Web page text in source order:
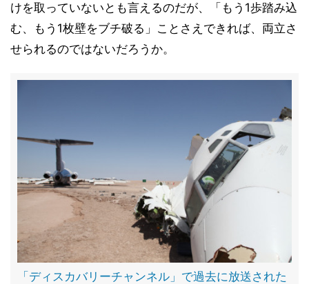
けを取っていないとも言えるのだが、「もう1歩踏み込
む、もう1枚壁をブチ破る」ことさえできれば、両立さ
せられるのではないだろうか。
「ディスカバリーチャンネル」で過去に放送された